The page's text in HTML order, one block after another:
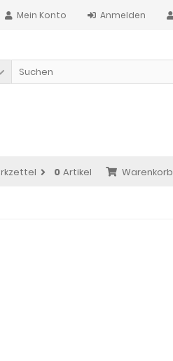
Anmelden
Mein Konto
Warenkorb
0 Artikel